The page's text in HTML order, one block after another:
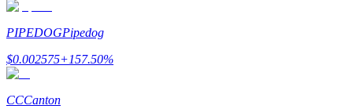
PIPEDOGPipedog
$0.002575+157.50%
CCCanton